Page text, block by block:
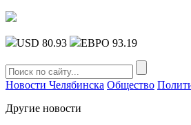
USD 80.93 ЕВРО 93.19
Новости Челябинска Общество
Другие новости